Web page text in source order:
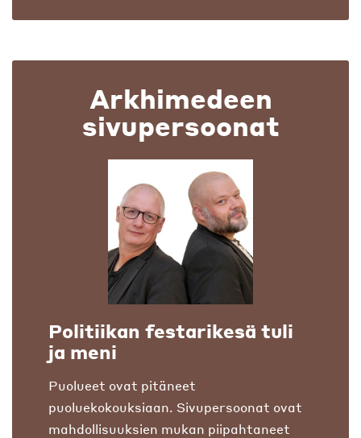
Arkhimedeen
sivupersoonat
Politiikan festarikesä tuli
ja meni
Puolueet ovat pitäneet
puoluekokouksiaan. Sivupersoonat ovat
mahdollisuuksien mukan piipahtaneet